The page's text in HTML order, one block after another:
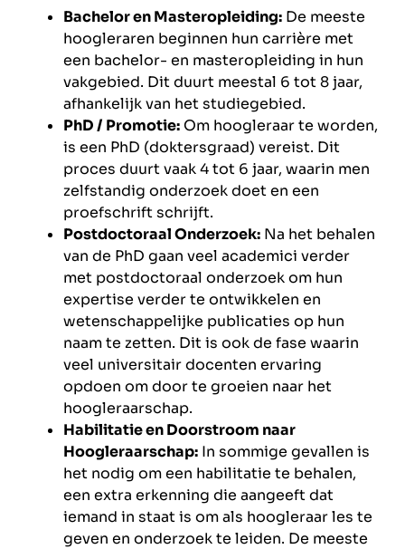
Bachelor en Masteropleiding: De meeste
hoogleraren beginnen hun carrière met
een bachelor- en masteropleiding in hun
vakgebied. Dit duurt meestal 6 tot 8 jaar,
afhankelijk van het studiegebied.
PhD / Promotie: Om hoogleraar te worden,
is een PhD (doktersgraad) vereist. Dit
proces duurt vaak 4 tot 6 jaar, waarin men
zelfstandig onderzoek doet en een
proefschrift schrijft.
Postdoctoraal Onderzoek: Na het behalen
van de PhD gaan veel academici verder
met postdoctoraal onderzoek om hun
expertise verder te ontwikkelen en
wetenschappelijke publicaties op hun
naam te zetten. Dit is ook de fase waarin
veel universitair docenten ervaring
opdoen om door te groeien naar het
hoogleraarschap.
Habilitatie en Doorstroom naar
Hoogleraarschap: In sommige gevallen is
het nodig om een habilitatie te behalen,
een extra erkenning die aangeeft dat
iemand in staat is om als hoogleraar les te
geven en onderzoek te leiden. De meeste